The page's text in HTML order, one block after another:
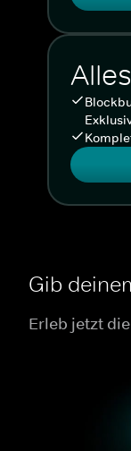
Gib
Erleb jetzt